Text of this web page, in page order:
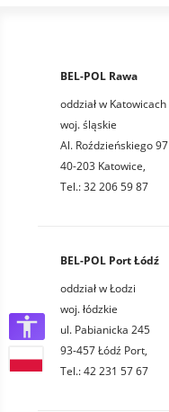
BEL-POL Rawa
oddział w Katowicach
woj. śląskie
Al. Roździeńskiego 97
40-203 Katowice,
Tel.: 32 206 59 87
BEL-POL Port Łódź
oddział w Łodzi
woj. łódzkie
ul. Pabianicka 245
93-457 Łódź Port,
Tel.: 42 231 57 67